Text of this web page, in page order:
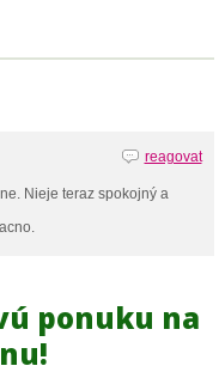
Nieje teraz spokojný a
reagovat
ponuku na